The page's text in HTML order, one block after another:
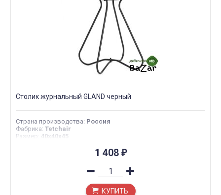
Столик журнальный GLAND черный
Страна производства: Россия
Фабрика: Tetchair
Размер : 40х40х45
1 408 ₽
КУПИТЬ